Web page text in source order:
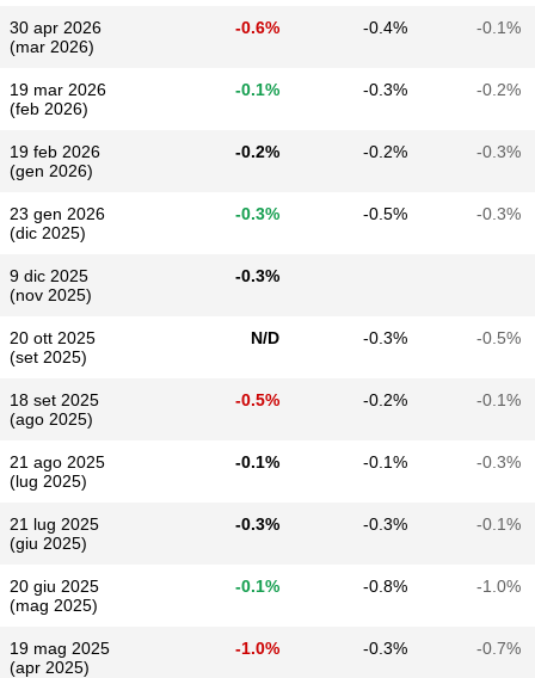
30 apr 2026
(mar 2026)
-0.6% -0.4% -0.1%
19 mar 2026
(feb 2026)
-0.1% -0.3% -0.2%
19 feb 2026
(gen 2026)
-0.2% -0.2% -0.3%
23 gen 2026
(dic 2025)
-0.3% -0.5% -0.3%
9 dic 2025
(nov 2025)
-0.3%
20 ott 2025
(set 2025)
N/D -0.3% -0.5%
18 set 2025
(ago 2025)
-0.5% -0.2% -0.1%
21 ago 2025
(lug 2025)
-0.1% -0.1% -0.3%
21 lug 2025
(giu 2025)
-0.3% -0.3% -0.1%
20 giu 2025
(mag 2025)
-0.1% -0.8% -1.0%
19 mag 2025
(apr 2025)
-1.0% -0.3% -0.7%